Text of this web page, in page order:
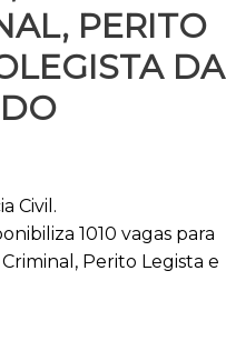
PERITO
DA
Civil.
1010 vagas para
Perito Legista e